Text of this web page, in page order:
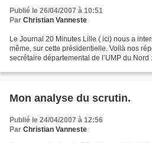
Publié le 26/04/2007 à 10:51
Par Christian Vanneste
Le Journal 20 Minutes Lille ( ici) nous a
même, sur cette présidentielle. Voilà nos
secrétaire départemental de l’UMP du
Mon analyse du scrutin.
Publié le 24/04/2007 à 12:56
Par Christian Vanneste